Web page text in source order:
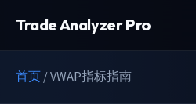
Trade Analyzer Pro
首页/VWAP指标指南